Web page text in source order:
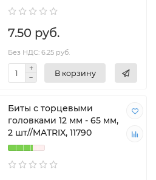
7.50 руб.
Без НДС: 6.25 руб.
В корзину
Биты с торцевыми
головками 12 мм - 65 мм,
2 шт//MATRIX, 11790